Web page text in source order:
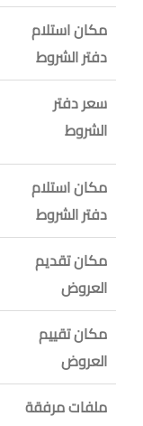
مكان استلام
دفتر الشروط
سعر دفتر
الشروط
مكان استلام
دفتر الشروط
مكان تقديم
العروض
مكان تقييم
العروض
ملفات مرفقة